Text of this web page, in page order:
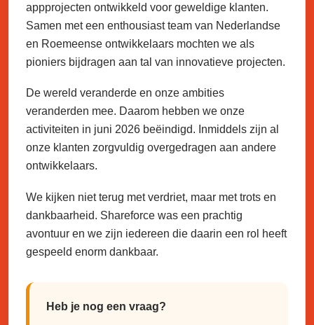
appprojecten ontwikkeld voor geweldige klanten.
Samen met een enthousiast team van Nederlandse
en Roemeense ontwikkelaars mochten we als
pioniers bijdragen aan tal van innovatieve projecten.
De wereld veranderde en onze ambities
veranderden mee. Daarom hebben we onze
activiteiten in juni 2026 beëindigd. Inmiddels zijn al
onze klanten zorgvuldig overgedragen aan andere
ontwikkelaars.
We kijken niet terug met verdriet, maar met trots en
dankbaarheid. Shareforce was een prachtig
avontuur en we zijn iedereen die daarin een rol heeft
gespeeld enorm dankbaar.
Heb je nog een vraag?